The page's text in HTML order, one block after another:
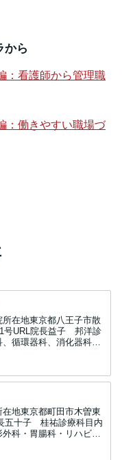
から
：看護師から管理職
：働きやすい職場づ
在地東京都八王子市散
号URL院長益子 邦洋診
循環器科、消化器科、
科、婦人科、小児科、
ョン科...
地東京都町田市木曽東
五十子 桂祐診療科目内
科・胃腸科・リハビリ